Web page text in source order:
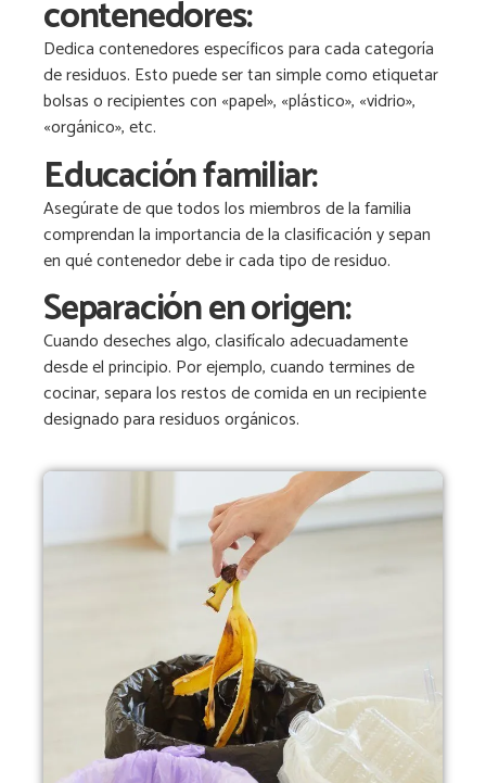
contenedores:
Dedica contenedores específicos para cada categoría
de residuos. Esto puede ser tan simple como etiquetar
bolsas o recipientes con «papel», «plástico», «vidrio»,
«orgánico», etc.
Educación familiar:
Asegúrate de que todos los miembros de la familia
comprendan la importancia de la clasificación y sepan
en qué contenedor debe ir cada tipo de residuo.
Separación en origen:
Cuando deseches algo, clasifícalo adecuadamente
desde el principio. Por ejemplo, cuando termines de
cocinar, separa los restos de comida en un recipiente
designado para residuos orgánicos.